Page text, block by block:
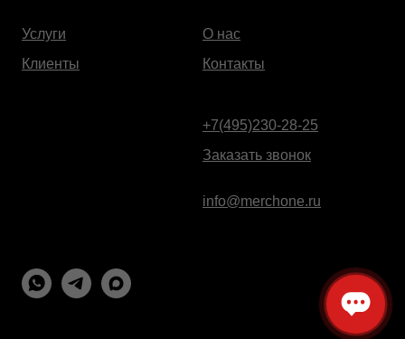
Услуги
Клиенты
О нас
Контакты
+7(495)230-28-25
Заказать звонок
info@merchone.ru